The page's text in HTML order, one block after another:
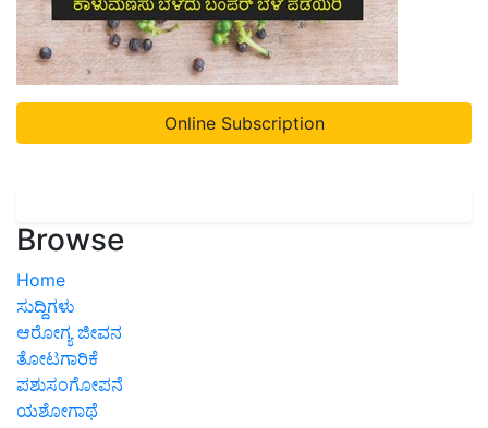
Online Subscription
Browse
Home
ಸುದ್ದಿಗಳು
ಆರೋಗ್ಯ ಜೀವನ
ತೋಟಗಾರಿಕೆ
ಪಶುಸಂಗೋಪನೆ
ಯಶೋಗಾಥೆ